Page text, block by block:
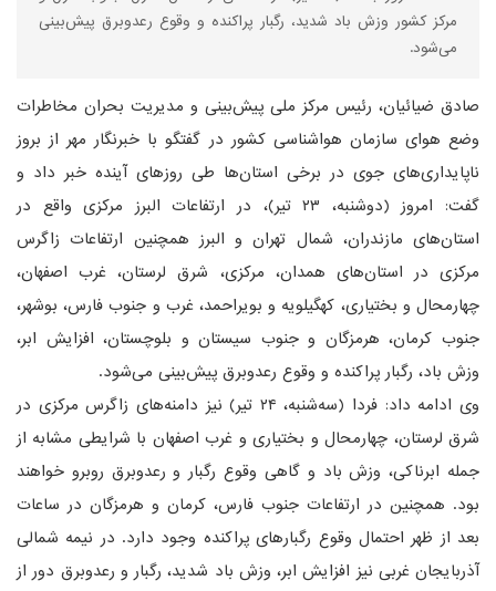
مرکز کشور وزش باد شدید، رگبار پراکنده و وقوع رعدوبرق پیش‌بینی
می‌شود.
صادق ضیائیان، رئیس مرکز ملی پیش‌بینی و مدیریت بحران مخاطرات
وضع هوای سازمان هواشناسی کشور در گفتگو با خبرنگار مهر از بروز
ناپایداری‌های جوی در برخی استان‌ها طی روزهای آینده خبر داد و
گفت: امروز (دوشنبه، ۲۳ تیر)، در ارتفاعات البرز مرکزی واقع در
استان‌های مازندران، شمال تهران و البرز همچنین ارتفاعات زاگرس
مرکزی در استان‌های همدان، مرکزی، شرق لرستان، غرب اصفهان،
چهارمحال و بختیاری، کهگیلویه و بویراحمد، غرب و جنوب فارس، بوشهر،
جنوب کرمان، هرمزگان و جنوب سیستان و بلوچستان، افزایش ابر،
وزش باد، رگبار پراکنده و وقوع رعدوبرق پیش‌بینی می‌شود.
وی ادامه داد: فردا (سه‌شنبه، ۲۴ تیر) نیز دامنه‌های زاگرس مرکزی در
شرق لرستان، چهارمحال و بختیاری و غرب اصفهان با شرایطی مشابه از
جمله ابرناکی، وزش باد و گاهی وقوع رگبار و رعدوبرق روبرو خواهند
بود. همچنین در ارتفاعات جنوب فارس، کرمان و هرمزگان در ساعات
بعد از ظهر احتمال وقوع رگبارهای پراکنده وجود دارد. در نیمه شمالی
آذربایجان غربی نیز افزایش ابر، وزش باد شدید، رگبار و رعدوبرق دور از